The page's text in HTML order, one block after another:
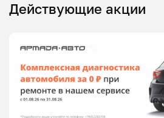
Действующие акции